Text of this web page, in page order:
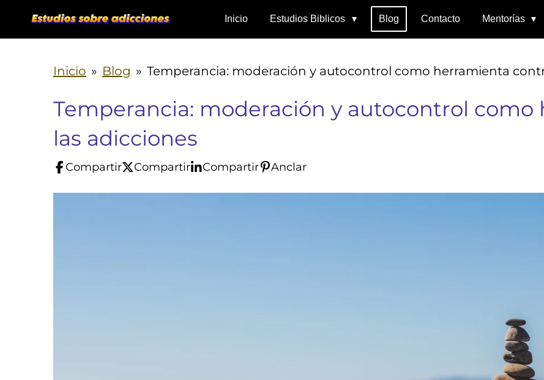
al
Inicio Estudios Biblicos Blog Contacto Mentorías
Inicio » Blog » Temperancia: moderación y autocontrol como herramienta
Temperancia: moderación y autocontrol
las adicciones
Compartir Compartir Compartir Anclar